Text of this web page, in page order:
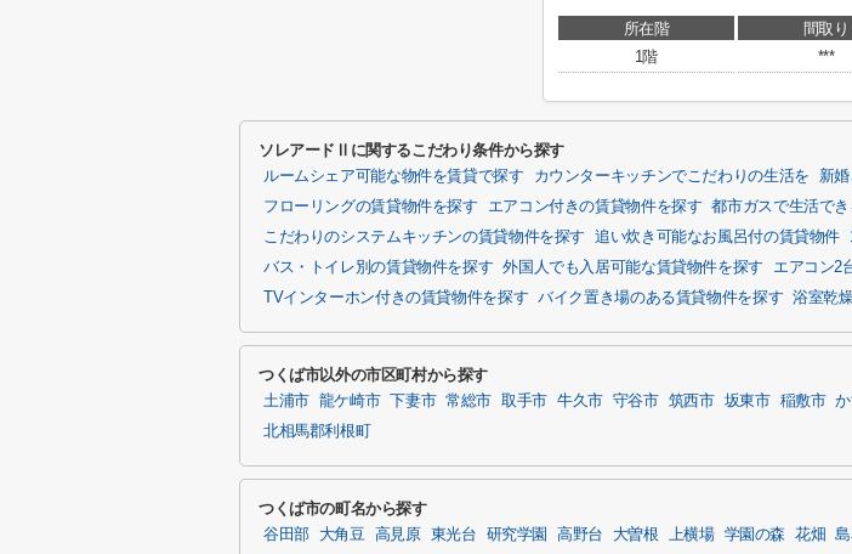
所在階 間取り
1階
***
ソレアードⅡに関するこだわり条件から探す
ルームシェア可能な物件を賃貸で探す カウンターキッチンでこだわりの生活を
新
フローリングの賃貸物件を探す
エアコン付きの賃貸物件を探す 都市ガスで生活で
こだわりのシステムキッチンの賃貸物件を探す
追い炊き可能なお風呂付の賃貸物件
バス・トイレ別の賃貸物件を探す 外国人でも入居可能な賃貸物件を探す エアコン2
TVインターホン付きの賃貸物件を探す バイク置き場のある賃貸物件を探す 浴室乾
つくば市以外の市区町村から探す
土浦市 龍ケ崎市 下妻市 常総市 取手市 牛久市 守谷市 筑西市 坂東市 稲敷市
北相馬郡利根町
つくば市の町名から探す
谷田部 大角豆 高見原 東光台 研究学園 高野台 大曽根 上横場 学園の森 花畑